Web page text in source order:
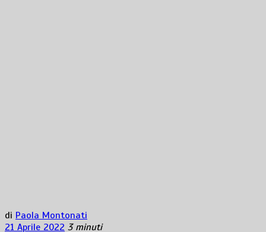
di Paola Montonati
21 Aprile 2022 3 minuti